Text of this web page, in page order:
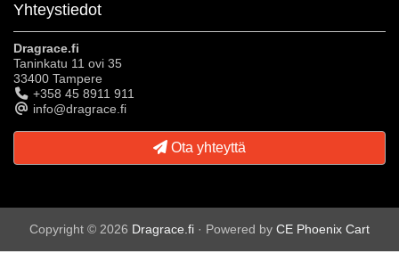
Yhteystiedot
Dragrace.fi
Taninkatu 11 ovi 35
33400 Tampere
+358 45 8911 911
info@dragrace.fi
Ota yhteyttä
Copyright © 2026 Dragrace.fi · Powered by CE Phoenix Cart